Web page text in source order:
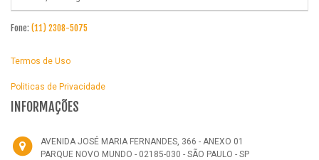
Fone: (11) 2308-5075
Termos de Uso
Politicas de Privacidade
INFORMAÇÕES
AVENIDA JOSÉ MARIA FERNANDES, 366 - ANEXO 01
PARQUE NOVO MUNDO - 02185-030 - SÃO PAULO - SP